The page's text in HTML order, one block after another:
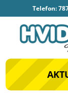
Telefon: